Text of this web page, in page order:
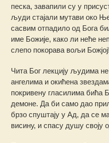
песка, завапили су у
људи стајали мутави око
сасвим отпадило од Бога
име Божије, како ли неће
слепо покорава вољи Божјој!
Чита Бог лекцију људима
ангелима и окићена
покривену гласилима бића
демоне. Да би само дао
брзо спуштају у Ад, да се
висину, и спасу душу своју